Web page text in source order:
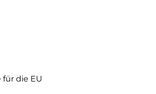
vernetztes Zuhause prädestiniert.
sorgt als Zentrale im WLAN Mesh für
Verbindungen. Die verteilten
und FRITZ!Powerline –
Netz, tauschen sich untereinander
die Leistung aller WLAN-Geräte. So wird
immer dort aufgebaut, wo sie gerade
die EU